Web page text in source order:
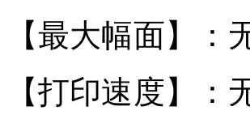
【最大幅面】：
【打印速度】：